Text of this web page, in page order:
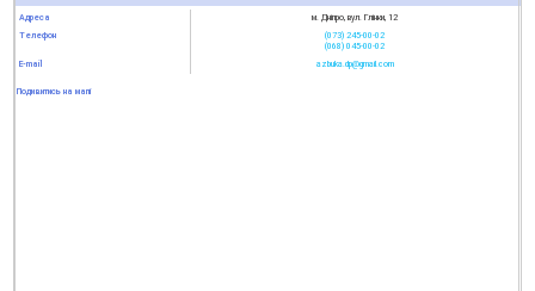
Адреса
м. Дніпро, вул. Глінки, 12
Телефон
(073) 245-00-02
(068) 045-00-02
E-mail
azbuka.dp@gmail.com
Подивитись на мапі